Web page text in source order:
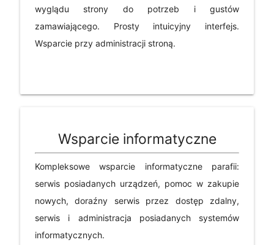
wyglądu strony do potrzeb i gustów
zamawiającego. Prosty intuicyjny interfejs.
Wsparcie przy administracji stroną.
Wsparcie informatyczne
Kompleksowe wsparcie informatyczne parafii:
serwis posiadanych urządzeń, pomoc w zakupie
nowych, doraźny serwis przez dostęp zdalny,
serwis i administracja posiadanych systemów
informatycznych.